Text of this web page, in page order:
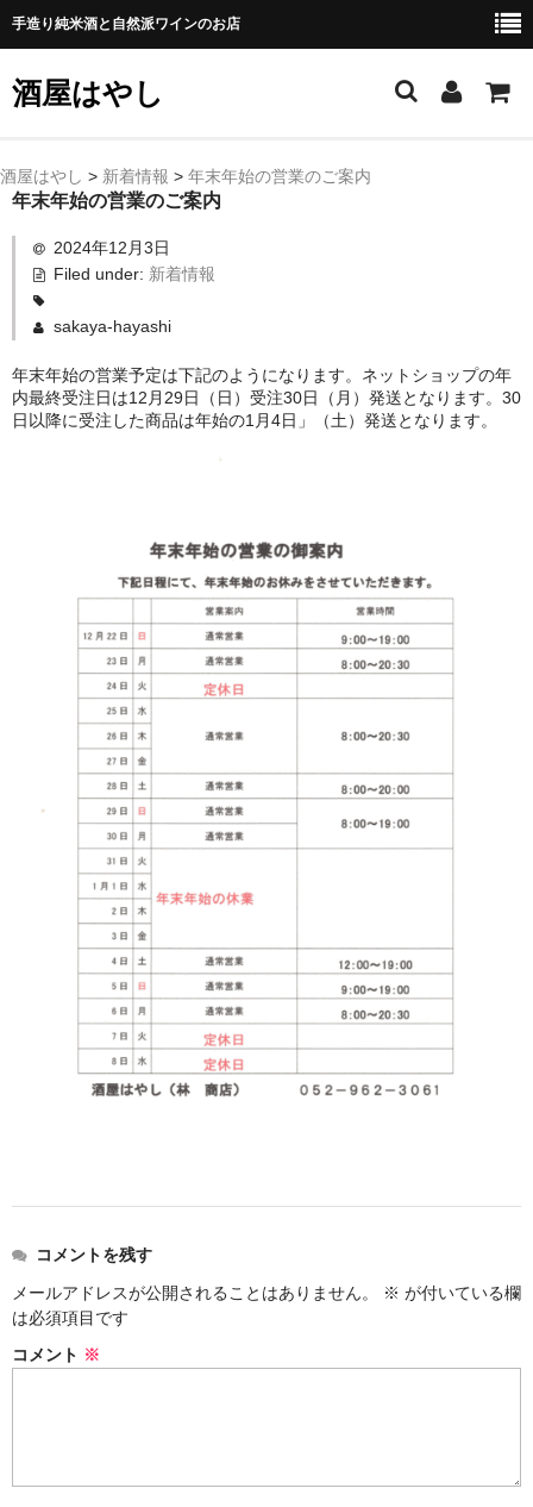
手造り純米酒と自然派ワインのお店
酒屋はやし
ホーム
純 米 酒
よえもん 川村酒造店（岩手県花巻市）
田从･月下の舞 舞鶴酒造（秋田県横手市）
綿屋 金の井酒造（宮城県栗原市）
神亀 神亀酒造（埼玉県蓮田市）
隆・丹沢山 川西屋酒造店（神奈川県足柄上郡）
長珍 長珍酒造（愛知県津島市）
天遊琳・伊勢の白酒 タカハシ酒造（三重県四日市市）
るみ子の酒・英・妙の華 森喜酒造（三重県伊賀市）
大治郎・喜量能 畑酒造（滋賀県東近江市）
秋鹿・奥鹿 秋鹿酒造（大阪府豊能郡能勢町）
睡龍・生もとのどぶ 久保本家酒造（奈良県宇陀市）
竹泉 田治米（兵庫県朝来市）
奥播磨 下村酒造店（兵庫県姫路市安富町）
諏訪泉 諏訪酒造（鳥取県八頭郡智頭町）
小鹿 小鹿酒造（鹿児島県鹿屋市)
明るい農村 霧島町蒸留所（鹿児島県霧島市）
酒屋はやし > 新着情報 > 年末年始の営業のご案内
年末年始の営業のご案内
2024年12月3日
Filed under: 新着情報
sakaya-hayashi
年末年始の営業予定は下記のようになります。ネットショップの年
内最終受注日は12月29日（日）受注30日（月）発送となります。30
日以降に受注した商品は年始の1月4日」（土）発送となります。
コメントを残す
メールアドレスが公開されることはありません。
※ が付いている欄
は必須項目です
コメント ※